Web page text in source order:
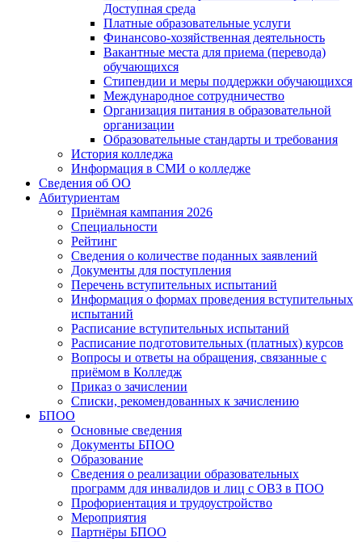
Доступная среда
Платные образовательные услуги
Финансово-хозяйственная деятельность
Вакантные места для приема (перевода)
обучающихся
Стипендии и меры поддержки обучающихся
Международное сотрудничество
Организация питания в образовательной
организации
Образовательные стандарты и требования
История колледжа
Информация в СМИ о колледже
Сведения об ОО
Абитуриентам
Приёмная кампания 2026
Специальности
Рейтинг
Сведения о количестве поданных заявлений
Документы для поступления
Перечень вступительных испытаний
Информация о формах проведения вступительных
испытаний
Расписание вступительных испытаний
Расписание подготовительных (платных) курсов
Вопросы и ответы на обращения, связанные с
приёмом в Колледж
Приказ о зачислении
Списки, рекомендованных к зачислению
БПОО
Основные сведения
Документы БПОО
Образование
Сведения о реализации образовательных
программ для инвалидов и лиц с ОВЗ в ПОО
Профориентация и трудоустройство
Мероприятия
Партнёры БПОО